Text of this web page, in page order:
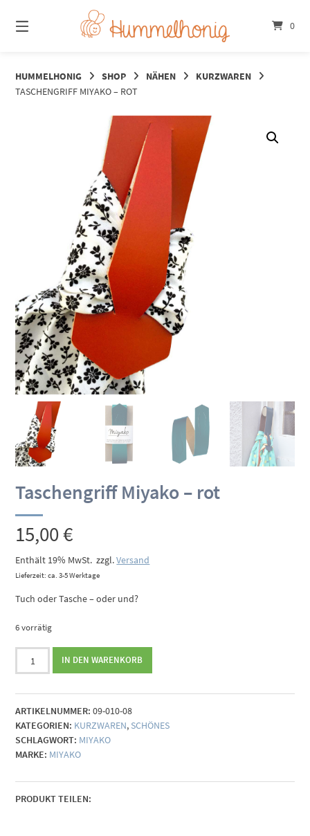
zum
Inhalt
0
HUMMELHONIG SHOP NÄHEN
KURZWAREN
TASCHENGRIFF MIYAKO – ROT
Taschengriff Miyako – rot
15,00€
Enthält 19% MwSt. zzgl.Versand
Lieferzeit: ca. 3-5 Werktage
Tuch oder Tasche – oder und?
6 vorrätig
Taschengriff
Miyako
rot
Menge
IN DEN WARENKORB
ARTIKELNUMMER: 09-010-08
KATEGORIEN: KURZWAREN, SCHÖNES
SCHLAGWORT: MIYAKO
MARKE: MIYAKO
PRODUKT TEILEN: